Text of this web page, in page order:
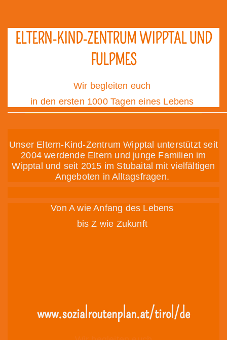
ELTERN-KIND-ZENTRUM WIPPTAL UND
FULPMES
Wir begleiten euch
in den ersten 1000 Tagen eines Lebens
Unser Eltern-Kind-Zentrum Wipptal unterstützt seit
2004 werdende Eltern und junge Familien im
Wipptal und seit 2015 im Stubaital mit vielfältigen
Angeboten in Alltagsfragen.
Von A wie Anfang des Lebens
bis Z wie Zukunft
www.sozialroutenplan.at/tirol/de